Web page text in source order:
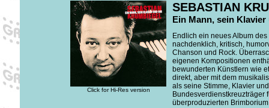
Click for Hi-Res version
SEBASTIAN
Ein Mann, sein
Endlich ein neues Album
nachdenklich, kritisch,
Chanson und Rock.
eigenen Kompositionen
bewunderten Künstlern wie
direkt, aber mit dem
als seine Stimme, Klavier
Bundesverdienstkreuzträger
überproduzierten